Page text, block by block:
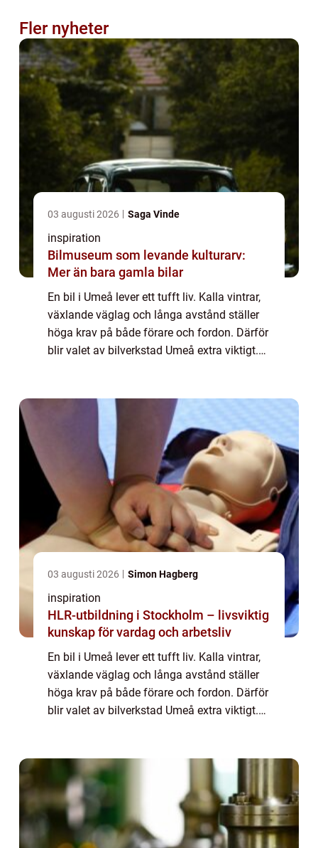
Fler nyheter
03 augusti 2026 Saga Vinde
inspiration
Bilmuseum som levande kulturarv:
Mer än bara gamla bilar
En bil i Umeå lever ett tufft liv. Kalla vintrar,
växlande väglag och långa avstånd ställer
höga krav på både förare och fordon. Därför
blir valet av bilverkstad Umeå extra viktigt.
03 augusti 2026 Simon Hagberg
inspiration
HLR-utbildning i Stockholm – livsviktig
kunskap för vardag och arbetsliv
En bil i Umeå lever ett tufft liv. Kalla vintrar,
växlande väglag och långa avstånd ställer
höga krav på både förare och fordon. Därför
blir valet av bilverkstad Umeå extra viktigt.